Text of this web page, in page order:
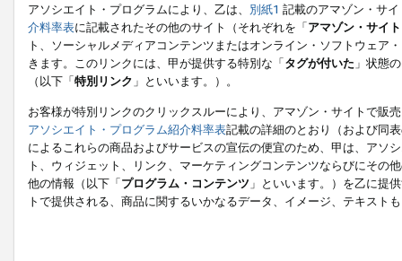
アソシエイト・プログラムにより、乙は、 別紙1 記載のアマゾン・サ
介料率表に記載されたその他のサイト（それぞれを「アマゾン・サイト
ト、ソーシャルメディアコンテンツまたはオンライン・ソフトウェア
きます。このリンクには、甲が提供する特別な「タグが付いた 」状態
（以下「特別リンク 」といいます。）。
お客様が特別リンクのクリックスルーにより、アマゾン・サイトで販
アソシエイト・プログラム紹介料率表記載の詳細のとおり（および同
によるこれらの商品およびサービスの宣伝の便宜のため、甲は、アソ
ト、ウィジェット、リンク、マーケティングコンテンツならびにその
他の情報（以下「プログラム・コンテンツ 」といいます。）を乙に提
トで提供される、商品に関するいかなるデータ、イメージ、テキス